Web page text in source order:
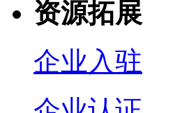
资源拓展
企业入驻